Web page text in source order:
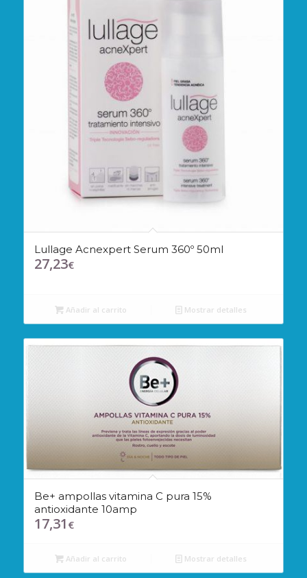
Lullage Acnexpert Serum 360º 50ml
27,23€
Añadir al carrito Mostrar detalles
Be+ ampollas vitamina C pura 15%
antioxidante 10amp
17,31 €
Añadir al carrito Mostrar detalles